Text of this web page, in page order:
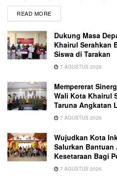
READ MORE
Dukung Masa
Khairul Serahkan
Siswa di Tarakan
7 AGUSTUS 2026
Mempererat
Wali Kota Khairul
Taruna Angkatan
7 AGUSTUS 2026
Wujudkan Kota
Salurkan Bantuan
Kesetaraan Bagi
7 AGUSTUS 2026